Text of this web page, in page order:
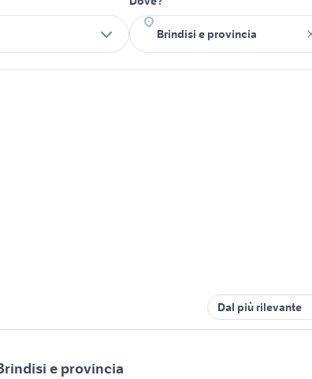
Dal più rilevante
e provincia